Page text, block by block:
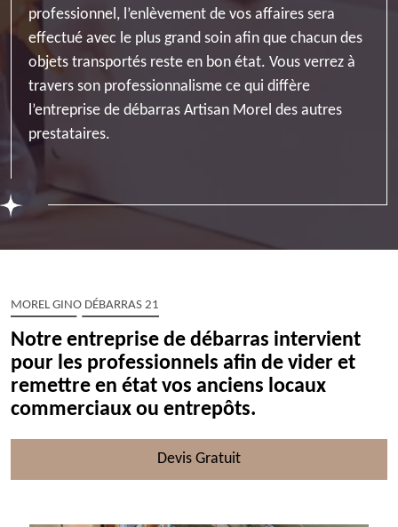
professionnel, l’enlèvement de vos affaires sera
effectué avec le plus grand soin afin que chacun des
objets transportés reste en bon état. Vous verrez à
travers son professionnalisme ce qui diffère
l’entreprise de débarras Artisan Morel des autres
prestataires.
MOREL GINO DÉBARRAS 21
Notre entreprise de débarras intervient
pour les professionnels afin de vider et
remettre en état vos anciens locaux
commerciaux ou entrepôts.
Devis Gratuit